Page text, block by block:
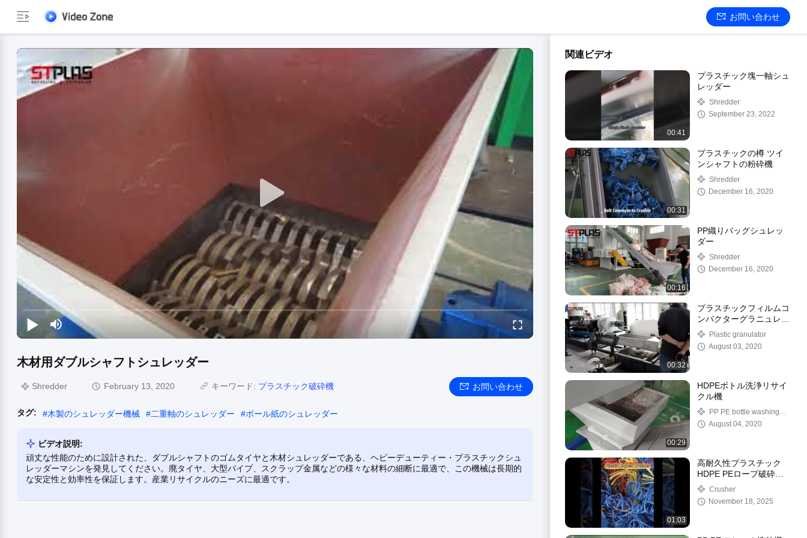
お問い合わせ
木材用ダブルシャフトシュレッダー
Shredder February 13, 2020 キーワード: プラスチック破砕機 お問い合わせ
タグ: #木製のシュレッダー機械 #二重軸のシュレッダー #ボール紙のシュレッダー
ビデオ説明:
頑丈な性能のために設計された、ダブルシャフトのゴムタイヤと木材シュレッダーである、ヘビーデューティー・プラスチックシュ
レッダーマシンを発見してください。廃タイヤ、大型パイプ、スクラップ金属などの様々な材料の細断に最適で、この機械は長期的
な安定性と効率性を保証します。産業リサイクルのニーズに最適です。
関連ビデオ
00:41
プラスチック塊一軸シュ
レッダー
Shredder
September 23, 2022
00:31
プラスチックの樽 ツイ
ンシャフトの粉砕機
Shredder
December 16, 2020
00:16
PP織りバッグシュレッ
ダー
Shredder
December 16, 2020
00:32
プラスチックフィルムコ
ンパクターグラニュレー
ターPlastic granulator
August 03, 2020
00:29
HDPEボトル洗浄リサイ
クル機
PP PE bottle washing
machine
August 04, 2020
01:03
高耐久性プラスチック
HDPE PEロープ破砕機
200-500kg/h
Crusher
November 18, 2025